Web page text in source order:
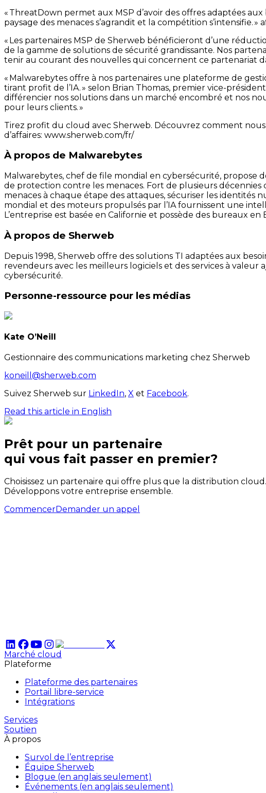
« ThreatDown permet aux MSP d’avoir des offres adaptées
paysage des menaces s’agrandit et la compétition
« Les partenaires MSP de Sherweb bénéficieront d’une
de la gamme de solutions de sécurité grandissante. Nos
tenir au courant des nouvelles qui concernent ce partenariat
« Malwarebytes offre à nos partenaires une plateforme de
tirant profit de l’IA. » selon Brian Thomas, premier vice-
différencier nos solutions dans un marché encombré et nos
pour leurs clients. »
Tirez profit du cloud avec Sherweb. Découvrez comment nous
d’affaires: www.sherweb.com/fr/
À propos de Malwarebytes
Malwarebytes, chef de file mondial en cybersécurité, propose
de protection contre les menaces. Fort de plusieurs décennies
menaces à chaque étape des attaques, sécuriser les
mondial et des moteurs propulsés par l’IA fournissent une
L’entreprise est basée en Californie et possède des bureaux
À propos de Sherweb
Depuis 1998, Sherweb offre des solutions TI adaptées aux
revendeurs avec les meilleurs logiciels et des services à
cybersécurité.
Personne-ressource pour les médias
Kate O’Neill
Gestionnaire des communications marketing chez Sherweb
koneill@sherweb.com
Suivez Sherweb sur LinkedIn, X et Facebook.
Read this article in English
Prêt pour un partenaire
qui vous fait passer en premier?
Choisissez un partenaire qui offre plus que la distribution cloud.
Développons votre entreprise ensemble.
CommencerDemander un appel
Marché cloud
Plateforme
Plateforme des partenaires
Portail libre-service
Intégrations
Services
Soutien
À propos
Survol de l’entreprise
Équipe Sherweb
Blogue (en anglais seulement)
Événements (en anglais seulement)